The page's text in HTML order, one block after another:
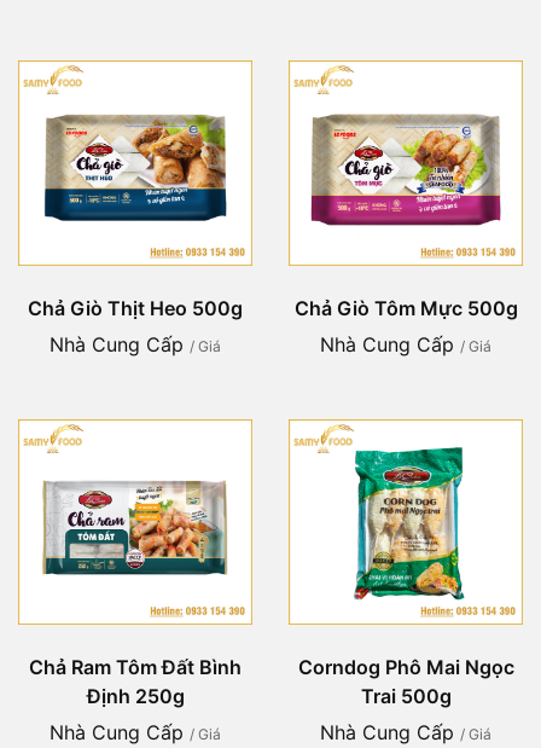
Chả Giò Thịt Heo 500g
Nhà Cung Cấp / Giá
Chả Giò Tôm Mực 500g
Nhà Cung Cấp / Giá
Chả Ram Tôm Đất Bình
Định 250g
Nhà Cung Cấp / Giá
Corndog Phô Mai Ngọc
Trai 500g
Nhà Cung Cấp / Giá